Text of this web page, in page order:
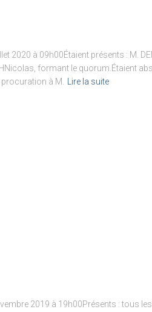
2020 à 09h00Étaient présents : M.
formant le quorum.Étaient
à M.
Lire la suite
2019 à 19h00Présents : tous